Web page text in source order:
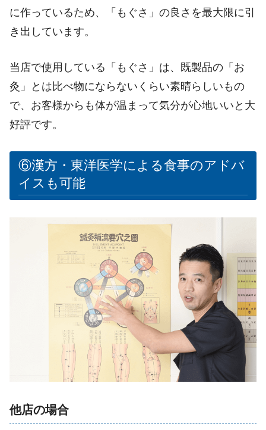
に作っているため、「もぐさ」の良さを最大限に引
き出しています。
当店で使用している「もぐさ」は、既製品の「お
灸」とは比べ物にならないくらい素晴らしいもの
で、お客様からも体が温まって気分が心地いいと大
好評です。
⑥漢方・東洋医学による食事のアドバ
イスも可能
他店の場合